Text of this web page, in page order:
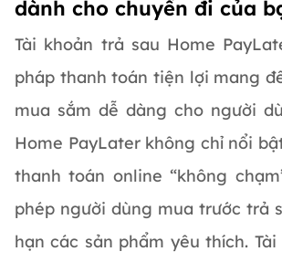
dành cho chuyến đi của
Tài khoản trả sau Home
pháp thanh toán tiện lợi mang
mua sắm dễ dàng cho người
Home PayLater không chỉ nổi
thanh toán online “không
phép người dùng mua trước trả
hạn các sản phẩm yêu thích.